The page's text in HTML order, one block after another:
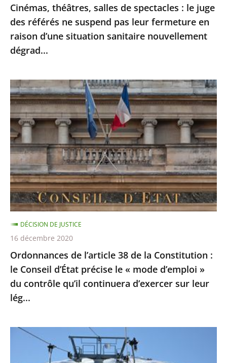
pas
leur
fermeture
en
d’une
situation
sanitaire
nouvellement
dégrad...
Cinémas, théâtres, salles de spectacles : le juge
des référés ne suspend pas leur fermeture en
raison d’une situation sanitaire nouvellement
dégrad...
Ordonnances
de
l’article
38
de
la
Constitution
:
le
Conseil
d’État
précise
le
«
mode
d’emploi
du
contrôle
Ordonnances de l’article 38 de la Constitution :
le Conseil d’État précise le « mode d’emploi »
du contrôle qu’il continuera d’exercer sur leur
lég...
DÉCISION DE JUSTICE
16 décembre 2020
Sports